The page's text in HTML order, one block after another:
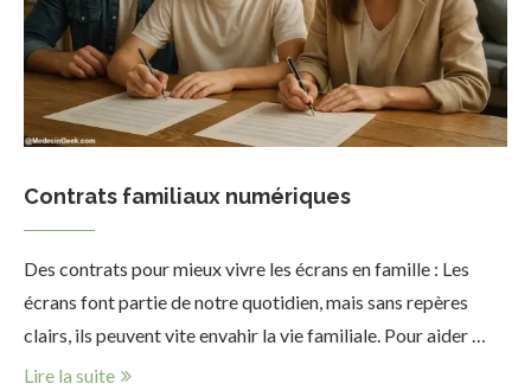
Contrats familiaux numériques
Des contrats pour mieux vivre les écrans en famille : Les
écrans font partie de notre quotidien, mais sans repères
clairs, ils peuvent vite envahir la vie familiale. Pour aider …
Lire la suite